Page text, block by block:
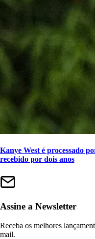
Kanye West é processado
recebido por dois anos
Assine a Newsletter
Receba os melhores
mail.